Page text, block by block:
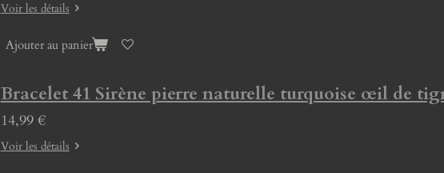
Voir les détails
Ajouter au panier
Bracelet 41 Sirène pierre naturelle turquoise œil de
14,99 €
Voir les détails